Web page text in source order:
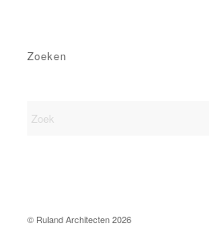
Zoeken
© Ruland Architecten2026